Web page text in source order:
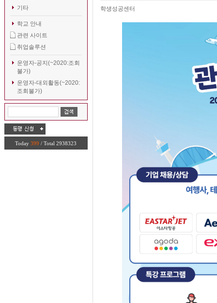
기타
학교 안내
관련 사이트
취업솔루션
운영자-공지(~2020:조회
불가)
운영자-대외활동(~2020:
조회불가)
Today 399 / Total 2938323
학생성공센터